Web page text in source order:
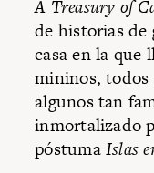
A Treasury of
de historias de
casa en la que
mininos, todos
algunos tan
inmortalizado
póstumaIslas